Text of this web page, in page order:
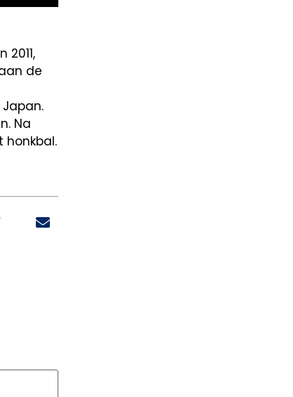
de
Na
honkbal.